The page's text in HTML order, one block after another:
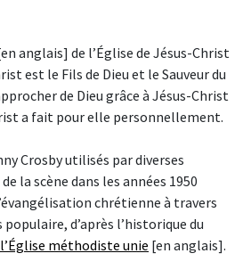
anglais] de l’Église de Jésus-Christ
est le Fils de Dieu et le Sauveur du
de Dieu grâce à Jésus-Christ
a fait pour elle personnellement.
Crosby utilisés par diverses
la scène dans les années 1950
chrétienne à travers
d’après l’historique du
méthodiste unie [en anglais].